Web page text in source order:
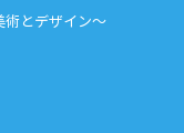
術とデザイン〜